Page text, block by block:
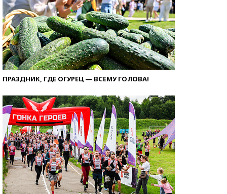
ПРАЗДНИК, ГДЕ ОГУРЕЦ — ВСЕМУ ГОЛОВА!